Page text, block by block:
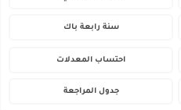
سنة رابعة باك
احتساب المعدلات
جدول المراجعة